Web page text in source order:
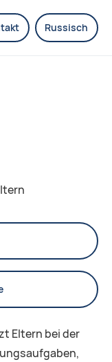
Russisch
Eltern bei der